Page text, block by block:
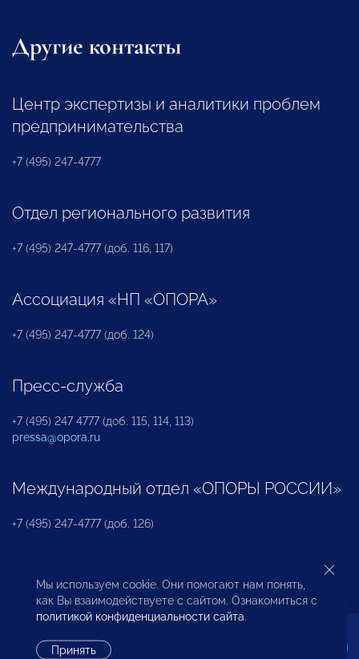
Другие контакты
Центр экспертизы и аналитики проблем
предпринимательства
+7 (495) 247-4777
Отдел регионального развития
+7 (495) 247-4777 (доб. 116, 117)
Ассоциация «НП «ОПОРА»
+7 (495) 247-4777 (доб. 124)
Пресс-служба
+7 (495) 247 4777 (доб. 115, 114, 113)
pressa@opora.ru
Международный отдел «ОПОРЫ РОССИИ»
+7 (495) 247-4777 (доб. 126)
Бюро по защите прав предпринимателей и
инвесторов
Мы используем cookie. Они помогают нам понять,
как Вы взаимодействуете с сайтом. Ознакомиться с
политикой конфиденциальности сайта.
Принять